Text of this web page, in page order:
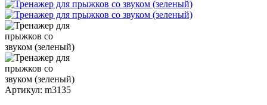
Артикул: m3135